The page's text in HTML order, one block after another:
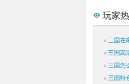
玩家
三国在
三国高
三国怎
三国特